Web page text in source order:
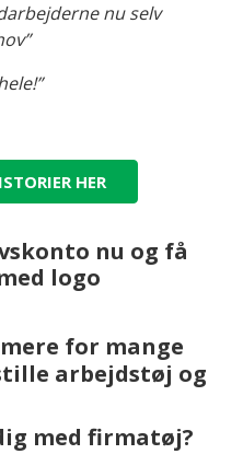
nu selv
HER
nu og få
logo
for mange
arbejdstøj og
med firmatøj?